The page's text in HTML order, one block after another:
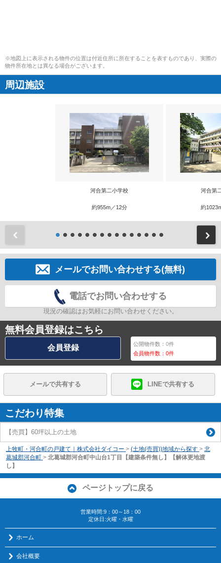
※地図上に表示される物件の位置は付近住所に所在することを表すものであり、実際の
物件所在地とは異なる場合がございます。
周辺施設
河合第二小学校
約955m／12分
河合第
約
メールでお問い合わせする(無料)
電話でお問い合わせする
現況の確認はお気軽にお問い合わせください。
無料会員登録はこちら
会員登録 公開物件数：0件
会員物件数：0件
メールで共有する LINEで共有する
こだわり特集
【売買】60坪以上の土地
上牧町・河合町の戸建て｜株式会社ダイコー > (土地(売買))地域から探す > 北
葛城郡河合町 > 北葛城郡河合町中山台1丁目【建築条件無し】【解体更地渡
し】
ページトップに戻る
営業時間:9：00～18：00
定休日:火曜・水曜
ホーム
会社概要